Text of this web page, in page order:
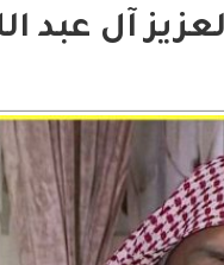
آل عبد